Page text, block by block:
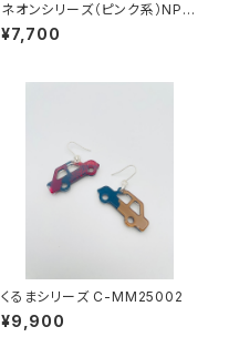
ネオンシリーズ（ピンク系）NP-
MM22006
¥7,700
くるまシリーズ C-MM25002
¥9,900